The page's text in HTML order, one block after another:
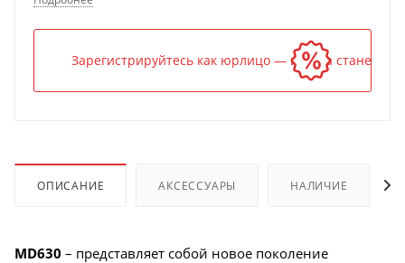
Зарегистрируйтесь как юрлицо — и цена станет
ОПИСАНИЕ АКСЕССУАРЫ НАЛИЧИЕ
MD630 – представляет собой новое поколение